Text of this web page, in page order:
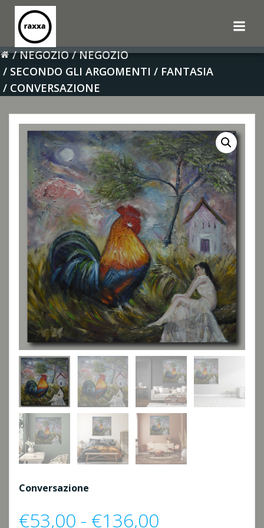
contenuto
NEGOZIO
NEGOZIO
SECONDO GLI ARGOMENTI
FANTASIA
CONVERSAZIONE
Conversazione
€53,00 - €136,00